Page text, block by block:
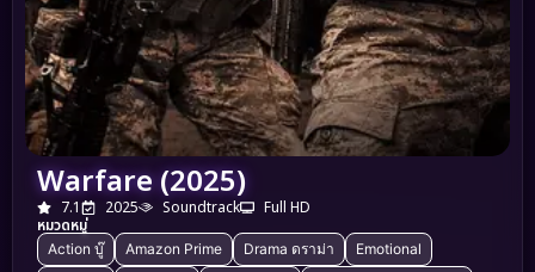
Warfare (2025)
7.1 2025 Soundtrack
Full HD
หมวดหมู่
Action บู๊ Amazon Prime Drama ดราม่า
Emotional